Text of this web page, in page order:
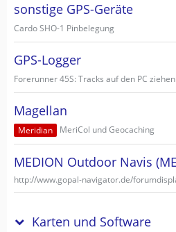
sonstige GPS-Geräte
Cardo SHO-1 Pinbelegung
GPS-Logger
Forerunner 45S: Tracks auf den PC ziehen
Magellan
Meridian MeriCol und Geocaching
Karten und Software